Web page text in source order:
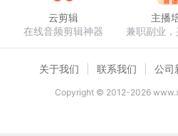
云剪辑
在线音频剪辑神器
主播
兼职副业
关于我们 联系我们 公司
Copyright © 2012-2026